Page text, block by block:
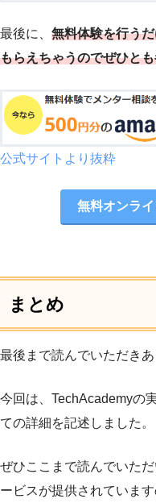
最後に、 無料体験を行う
もらえちゃうのでぜひと
公式サイトより抜粋
無料オンラ
まとめ
最後まで読んでいただきあ
今回は、TechAcademyの
ての詳細を記述しました。
ぜひここまで読んでいた
ービスが提供されていま